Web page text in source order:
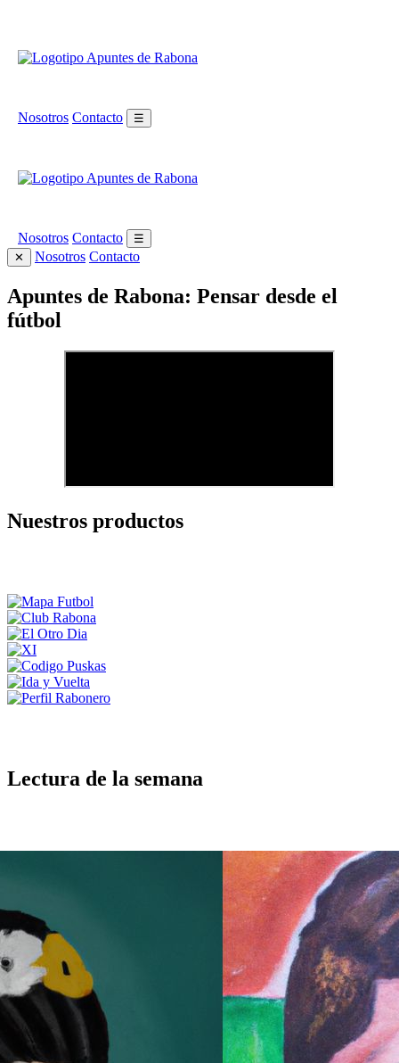
Nosotros Contacto ☰
Nosotros Contacto
☰
✕
Nosotros Contacto
Apuntes de Rabona: Pensar desde el
fútbol
Nuestros productos
Lectura de la semana